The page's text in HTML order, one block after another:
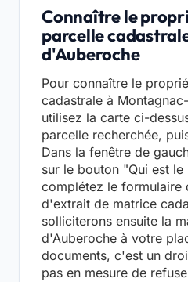
Connaître le
parcelle
d'Auberoche
Pour connaître le
cadastrale à
utilisez la carte ci-
parcelle recherchée,
Dans la fenêtre de
sur le bouton "Qui est
complétez le formulaire
d'extrait de matrice
solliciterons ensuite la
d'Auberoche à votre
documents, c'est un
pas en mesure de